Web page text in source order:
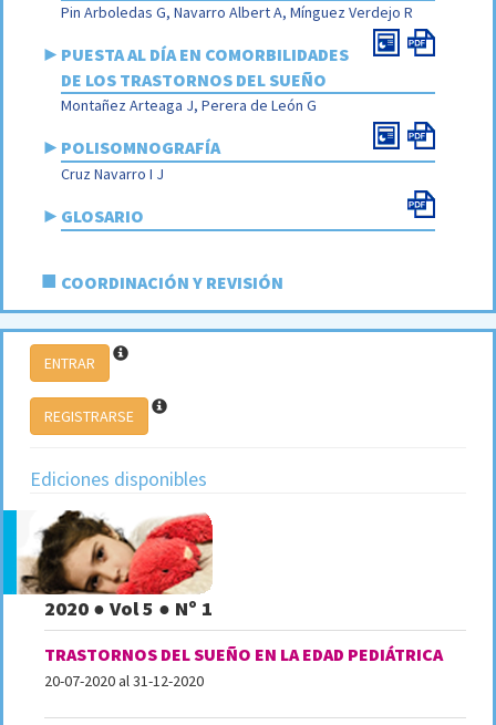
Pin Arboledas G, Navarro Albert A, Mínguez Verdejo R
► PUESTA AL DÍA EN COMORBILIDADES
DE LOS TRASTORNOS DEL SUEÑO
Montañez Arteaga J, Perera de León G
► POLISOMNOGRAFÍA
Cruz Navarro I J
► GLOSARIO
■ COORDINACIÓN Y REVISIÓN
ENTRAR
REGISTRARSE
Ediciones disponibles
2020 ● Vol 5 ● Nº 1
TRASTORNOS DEL SUEÑO EN LA EDAD PEDIÁTRICA
20-07-2020 al 31-12-2020